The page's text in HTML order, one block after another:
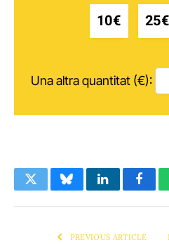
10€ 25€
Una altra quantitat (€):
TwitterBlueskyLinkedIn
PREVIOUS ARTICLE